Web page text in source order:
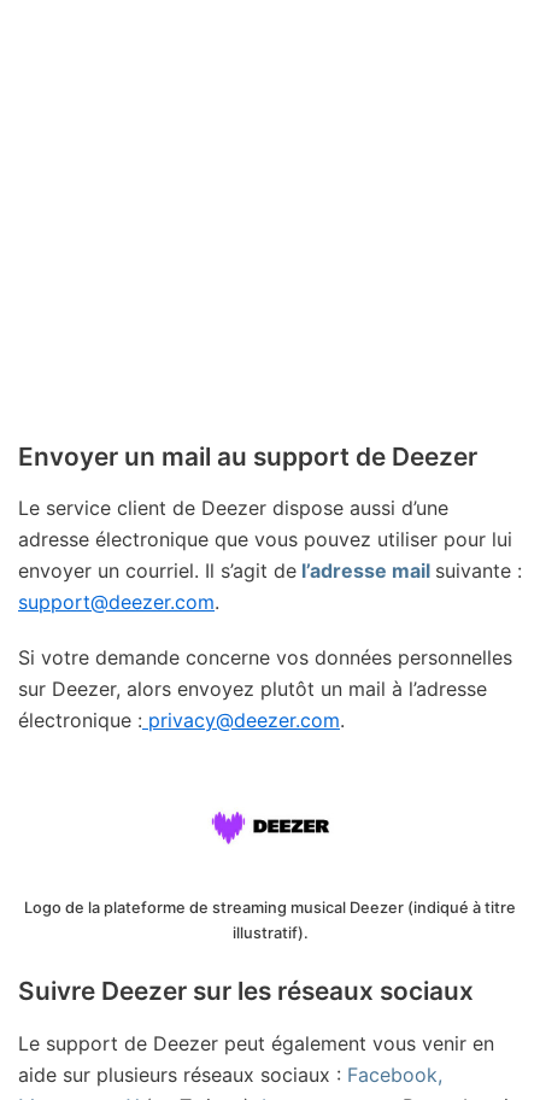
Envoyer un mail au support de Deezer
Le service client de Deezer dispose aussi d’une
adresse électronique que vous pouvez utiliser pour lui
envoyer un courriel. Il s’agit de l’adresse mail suivante :
support@deezer.com.
Si votre demande concerne vos données personnelles
sur Deezer, alors envoyez plutôt un mail à l’adresse
électronique : privacy@deezer.com.
Logo de la plateforme de streaming musical Deezer (indiqué à titre
illustratif).
Suivre Deezer sur les réseaux sociaux
Le support de Deezer peut également vous venir en
aide sur plusieurs réseaux sociaux : Facebook,